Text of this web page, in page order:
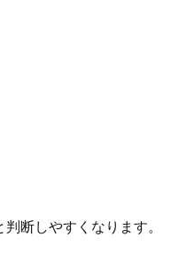
断しやすくなります。